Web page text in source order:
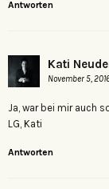
Antworten
Kati
November 5,
Ja, war bei mir auch
LG, Kati
Antworten